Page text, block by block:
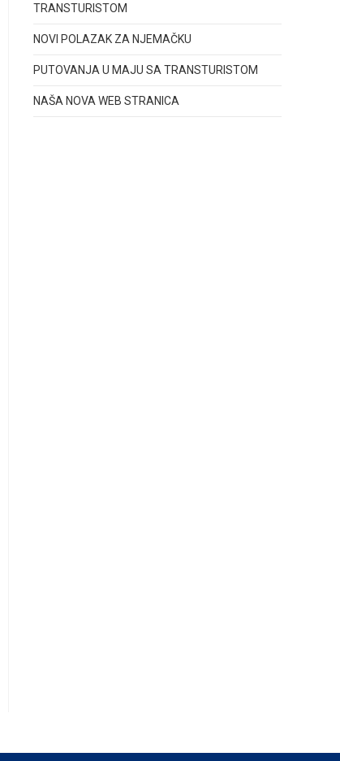
TRANSTURISTOM
NOVI POLAZAK ZA NJEMAČKU
PUTOVANJA U MAJU SA TRANSTURISTOM
NAŠA NOVA WEB STRANICA